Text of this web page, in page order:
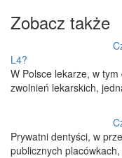
Zobacz także
L4?
W Polsce lekarze, w
zwolnień lekarskich,
Prywatni dentyści, w
publicznych